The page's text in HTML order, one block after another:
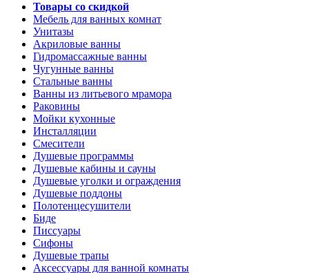
Товары со скидкой
Мебель для ванных комнат
Унитазы
Акриловые ванны
Гидромассажные ванны
Чугунные ванны
Стальные ванны
Ванны из литьевого мрамора
Раковины
Мойки кухонные
Инсталляции
Смесители
Душевые программы
Душевые кабины и сауны
Душевые уголки и ограждения
Душевые поддоны
Полотенцесушители
Биде
Писсуары
Сифоны
Душевые трапы
Аксессуары для ванной комнаты